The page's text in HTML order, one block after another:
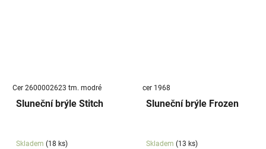
Cer 2600002623 tm. modré
Sluneční brýle Stitch
Skladem (18 ks)
cer 1968
Sluneční brýle Frozen
Skladem (13 ks)